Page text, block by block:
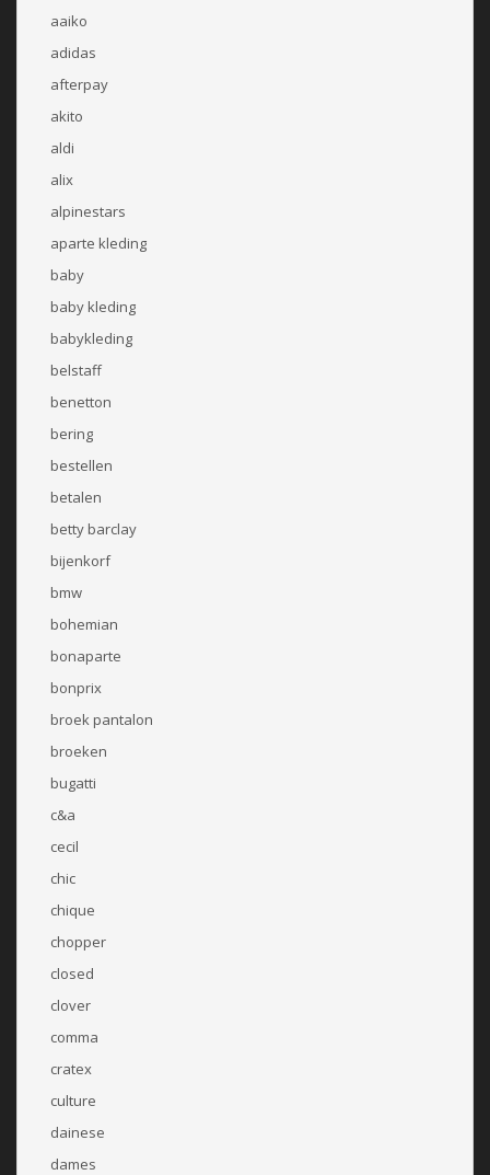
aaiko
adidas
afterpay
akito
aldi
alix
alpinestars
aparte kleding
baby
baby kleding
babykleding
belstaff
benetton
bering
bestellen
betalen
betty barclay
bijenkorf
bmw
bohemian
bonaparte
bonprix
broek pantalon
broeken
bugatti
c&a
cecil
chic
chique
chopper
closed
clover
comma
cratex
culture
dainese
dames